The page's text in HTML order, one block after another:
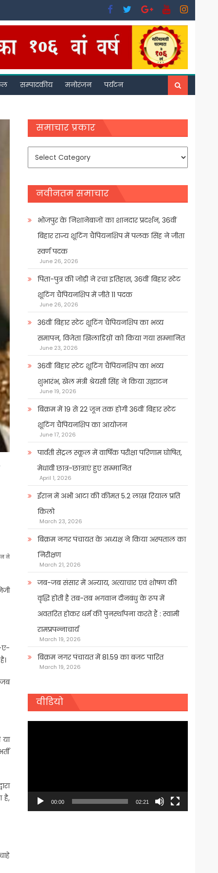
सम्पादकीय मनोरंजन पर्यटन
ने
ए-
है,
समाचार प्रकार
समाचार
नवीनतम समाचार
भोजपुर के निशानेबाजों का शानदार प्रदर्शन, 36वीं
बिहार राज्य शूटिंग चैंपियनशिप में पलक सिंह ने जीता
स्वर्ण पदक
June 26, 2026
पिता-पुत्र की जोड़ी ने रचा इतिहास, 36वीं बिहार स्टेट
शूटिंग चैंपियनशिप में जीते 11 पदक
June 26, 2026
36वीं बिहार स्टेट शूटिंग चैंपियनशिप का भव्य
समापन, विजेता खिलाडिय़ों को किया गया सम्मानित
June 23, 2026
36वीं बिहार स्टेट शूटिंग चैंपियनशिप का भव्य
शुभारंभ, खेल मंत्री श्रेयसी सिंह ने किया उद्घाटन
June 19, 2026
बिक्रम में 19 से 22 जून तक होगी 36वीं बिहार स्टेट
शूटिंग चैंपियनशिप का आयोजन
June 17, 2026
पार्वती सेंट्रल स्कूल में वार्षिक परीक्षा परिणाम घोषित,
मेधावी छात्र-छात्राएं हुए सम्मानित
April 1, 2026
ईरान में अभी आटा की कीमत 5.2 लाख रियाल प्रति
किलो
March 23, 2026
बिक्रम नगर पंचायत के अध्यक्ष ने किया अस्पताल का
निरीक्षण
March 21, 2026
जब-जब संसार में अन्याय, अत्याचार एवं शोषण की
वृद्धि होती है तब-तब भगवान दीनबंधु के रूप में
अवतरित होकर धर्म की पुनर्स्थापना करते हैं : स्वामी
रामप्रपन्नाचार्य
March 19, 2026
बिक्रम नगर पंचायत में 81.59 का बजट पारित
March 19, 2026
वीडियो
00:00 02:21